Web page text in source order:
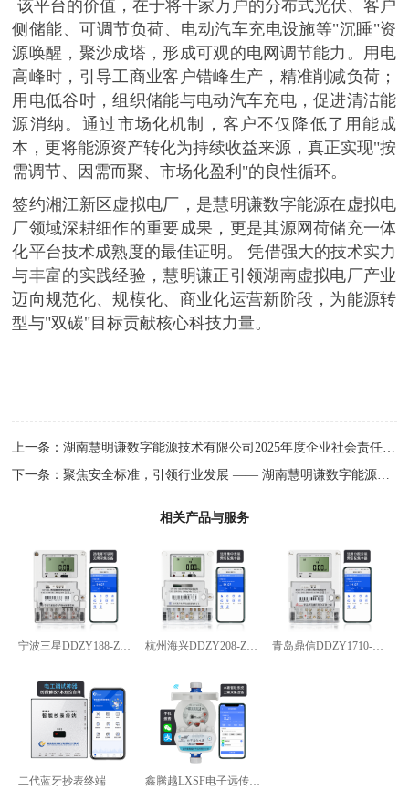
该平台的价值，在于将千家万户的分布式光伏、客户
侧储能、可调节负荷、电动汽车充电设施等"沉睡"资
源唤醒，聚沙成塔，形成可观的电网调节能力。用电
高峰时，引导工商业客户错峰生产，精准削减负荷；
用电低谷时，组织储能与电动汽车充电，促进清洁能
源消纳。通过市场化机制，客户不仅降低了用能成
本，更将能源资产转化为持续收益来源，真正实现"按
需调节、因需而聚、市场化盈利"的良性循环。
签约湘江新区虚拟电厂，是慧明谦数字能源在虚拟电
厂领域深耕细作的重要成果，更是其源网荷储充一体
化平台技术成熟度的最佳证明。
凭借强大的技术实力
与丰富的实践经验，慧明谦正引领湖南虚拟电厂产业
迈向规范化、规模化、商业化运营新阶段，为能源转
型与"双碳"目标贡献核心科技力量。
上一条：湖南慧明谦数字能源技术有限公司2025年度企业社会责任
下一条：聚焦安全标准，引领行业发展 —— 湖南慧明谦数字能源参与
相关产品与服务
宁波三星DDZY188-Z型4G通讯智能电能表杭州海兴DDZY208-Z型RS485通讯智能电能表
青岛鼎信DDZY1710-Z型单
二代蓝牙抄表终端 鑫腾越LXSF电子远传智能水表